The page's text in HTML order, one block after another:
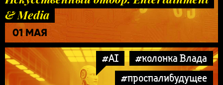
& Media
01 МАЯ
#AI
#колонка Влада
#проспалибудущее